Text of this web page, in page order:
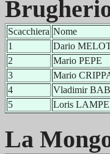
Scacchiera Nome
1
Dario
2
Mario PEPE
3
Mario
4
Vladimir
5
Loris
La